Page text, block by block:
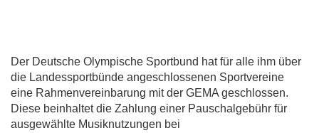
Der Deutsche Olympische Sportbund hat für alle ihm über
die Landessportbünde angeschlossenen Sportvereine
eine Rahmenvereinbarung mit der GEMA geschlossen.
Diese beinhaltet die Zahlung einer Pauschalgebühr für
ausgewählte Musiknutzungen bei